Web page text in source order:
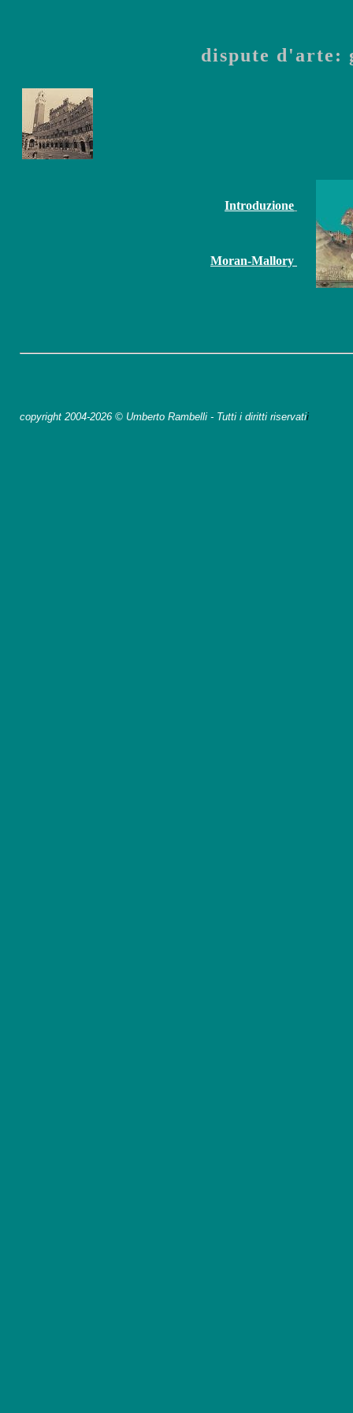
dispute d'arte:
Introduzione
Moran-Mallory
copyright 2004-2026 © Umberto Rambelli - Tutti i diritti riservatii